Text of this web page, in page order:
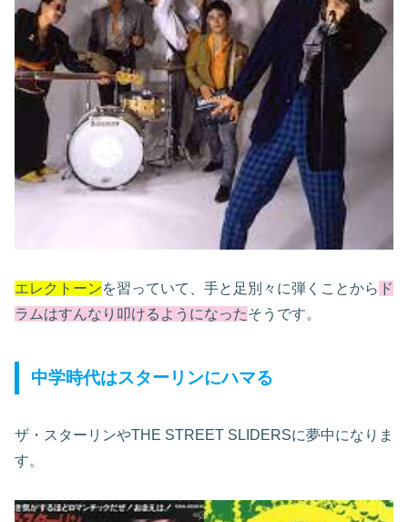
エレクトーンを習っていて、手と足別々に弾くことから ド
ラムはすんなり叩けるようになったそうです。
中学時代はスターリンにハマる
ザ・スターリンやTHE STREET SLIDERSに夢中になりま
す。